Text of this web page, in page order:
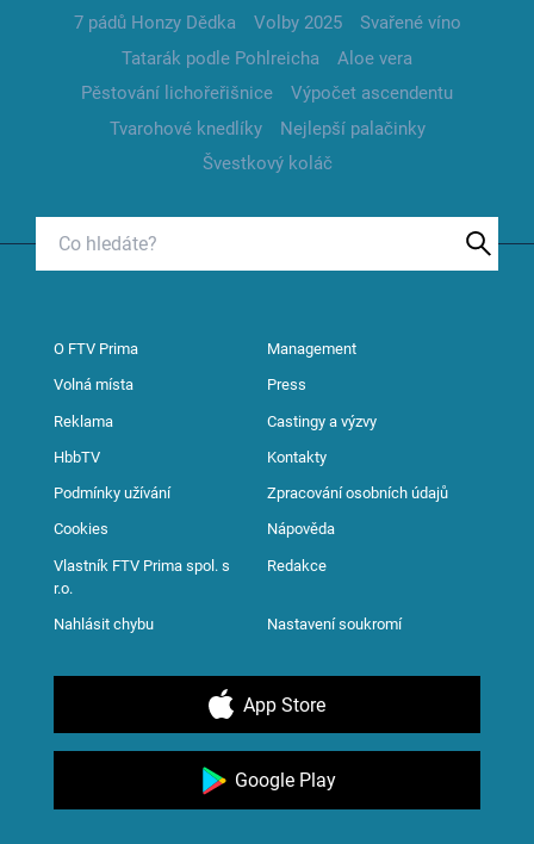
7 pádů Honzy Dědka
Volby 2025
Svařené víno
Tatarák podle Pohlreicha
Aloe vera
Pěstování lichořeřišnice
Výpočet ascendentu
Tvarohové knedlíky
Nejlepší palačinky
Švestkový koláč
O FTV Prima Management
Volná místa Press
Reklama Castingy a výzvy
HbbTV Kontakty
Podmínky užívání Zpracování osobních údajů
Cookies Nápověda
Vlastník FTV Prima spol. s
r.o.
Redakce
Nahlásit chybu Nastavení soukromí
App Store
Google Play